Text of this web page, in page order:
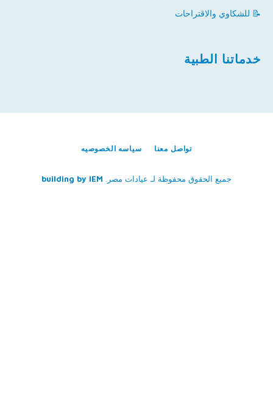
📝 للشكاوي والاقتراحات
خدماتنا الطبية
تواصل معنا سياسه الخصوصيه
جميع الحقوق محفوظة لـ عيادات مصر building by IEM